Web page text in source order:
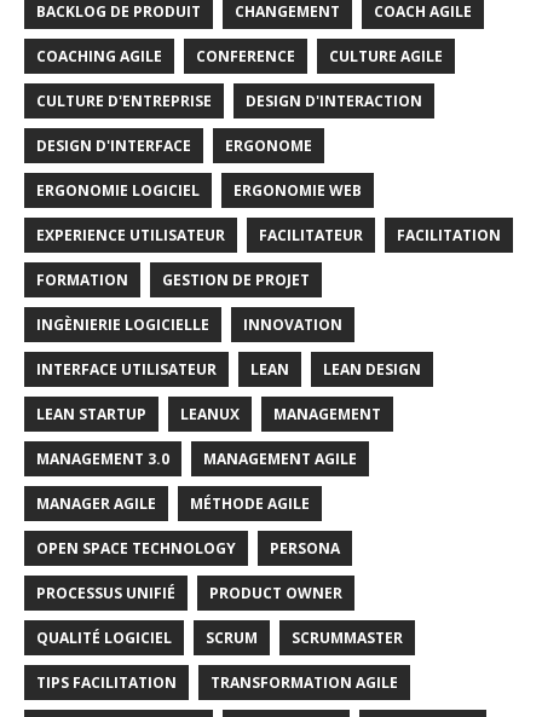
BACKLOG DE PRODUIT CHANGEMENT COACH AGILE
COACHING AGILE CONFERENCE CULTURE AGILE
CULTURE D'ENTREPRISE DESIGN D'INTERACTION
DESIGN D'INTERFACE ERGONOME
ERGONOMIE LOGICIEL ERGONOMIE WEB
EXPERIENCE UTILISATEUR FACILITATEUR FACILITATION
FORMATION GESTION DE PROJET
INGÈNIERIE LOGICIELLE INNOVATION
INTERFACE UTILISATEUR LEAN LEAN DESIGN
LEAN STARTUP LEANUX MANAGEMENT
MANAGEMENT 3.0 MANAGEMENT AGILE
MANAGER AGILE MÉTHODE AGILE
OPEN SPACE TECHNOLOGY PERSONA
PROCESSUS UNIFIÉ PRODUCT OWNER
QUALITÉ LOGICIEL SCRUM SCRUMMASTER
TIPS FACILITATION TRANSFORMATION AGILE